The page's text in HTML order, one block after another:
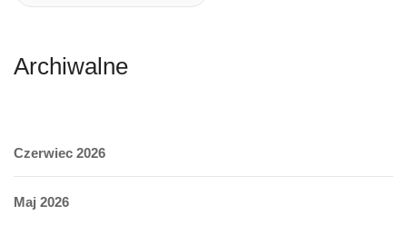
Archiwalne
Czerwiec 2026
Maj 2026